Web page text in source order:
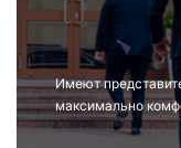
Имеют
максимально